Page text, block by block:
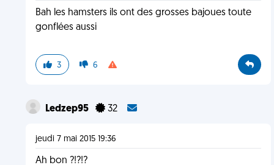
Bah les hamsters ils ont des grosses bajoues toute
gonflées aussi
3 6
Ledzep95 32
jeudi 7 mai 2015 19:36
Ah bon ?!?!?